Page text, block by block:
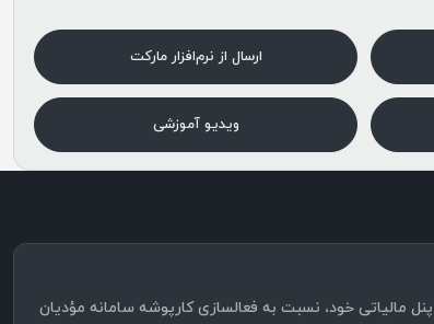
ارسال از نرم‌افزار مارکت
ویدیو آموزشی
مالیاتی خود، نسبت به فعالسازی کارپوشه سامانه مؤدیان